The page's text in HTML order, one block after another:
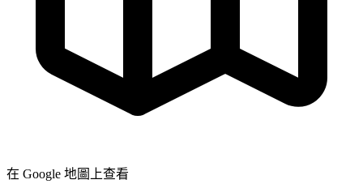
在 Google 地圖上查看